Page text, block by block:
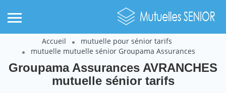
Accueil
mutuelle pour sénior tarifs
mutuelle mutuelle sénior Groupama Assurances
Groupama Assurances AVRANCHES
mutuelle sénior tarifs